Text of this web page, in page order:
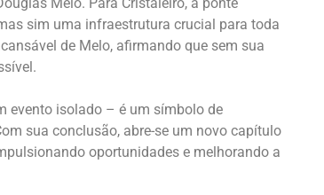
sim uma infraestrutura crucial para toda
de Melo, afirmando que sem sua
evento isolado – é um símbolo de
sua conclusão, abre-se um novo capítulo
oportunidades e melhorando a